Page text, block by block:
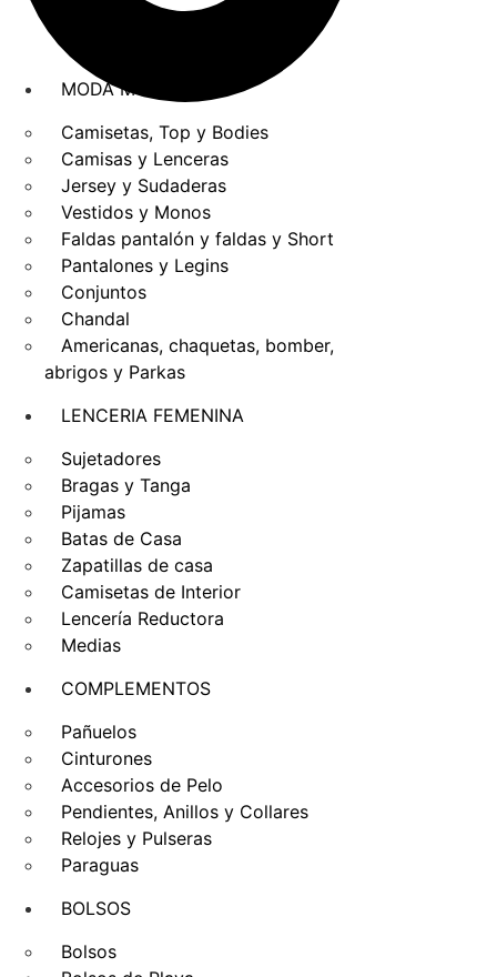
MODA MUJER
Camisetas, Top y Bodies
Camisas y Lenceras
Jersey y Sudaderas
Vestidos y Monos
Faldas pantalón y faldas y Short
Pantalones y Legins
Conjuntos
Chandal
Americanas, chaquetas, bomber,
abrigos y Parkas
LENCERIA FEMENINA
Sujetadores
Bragas y Tanga
Pijamas
Batas de Casa
Zapatillas de casa
Camisetas de Interior
Lencería Reductora
Medias
COMPLEMENTOS
Pañuelos
Cinturones
Accesorios de Pelo
Pendientes, Anillos y Collares
Relojes y Pulseras
Paraguas
BOLSOS
Bolsos